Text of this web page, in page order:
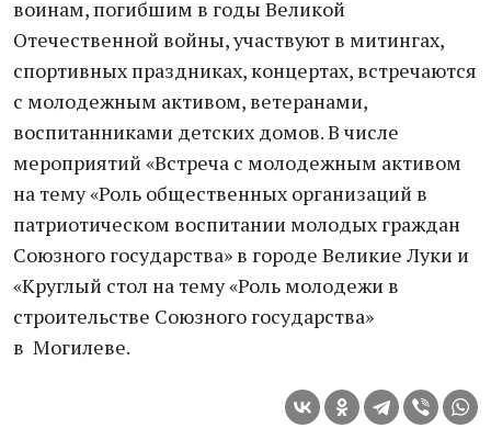
воинам, погибшим в годы Великой
Отечественной войны, участвуют в митингах,
спортивных праздниках, концертах, встречаются
с молодежным активом, ветеранами,
воспитанниками детских домов. В числе
мероприятий «Встреча с молодежным активом
на тему «Роль общественных организаций в
патриотическом воспитании молодых граждан
Союзного государства» в городе Великие Луки и
«Круглый стол на тему «Роль молодежи в
строительстве Союзного государства»
в Могилеве.